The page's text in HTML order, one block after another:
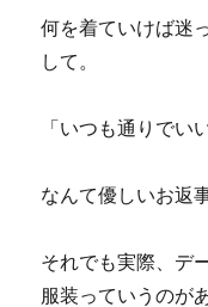
何を着ていけば迷
して。
「いつも通りでい
なんて優しいお返
それでも実際、デ
服装っていうのが